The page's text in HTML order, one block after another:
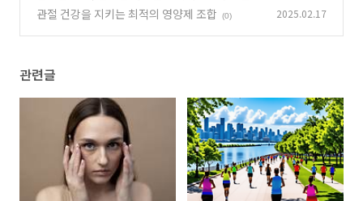
습관! (0)
관절 건강을 지키는 최적의 영양제 조합 (0) 2025.02.17
관련글